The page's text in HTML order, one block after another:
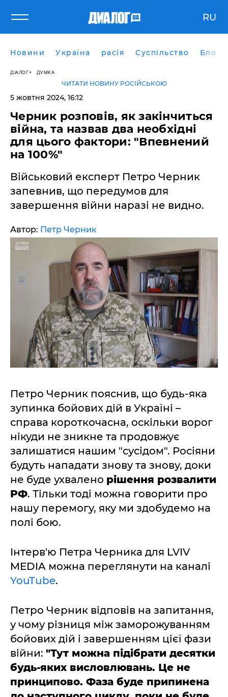
RU
Новини Україна расія Суспільство Блоги
ДІАЛОГ ДУМКА
ЧИТАТИ НОВИНУ РОСІЙСЬКОЮ
5 жовтня 2024, 16:12
Черник розповів, як закінчиться
війна, та назвав два необхідні
для цього фактори: "Впевнений
на 100%"
Військовий експерт Петро Черник
запевнив, що передумов для
завершення війни наразі не видно.
Автор: Петр Черник
Петро Черник пояснив, що будь-яка
зупинка бойових дій в Україні –
справа короткочасна, оскільки ворог
нікуди не зникне та продовжує
залишатися нашим "сусідом". Росіяни
будуть нападати знову та знову, доки
не буде ухвалено рішення розвалити
РФ. Тільки тоді можна говорити про
нашу перемогу, яку ми здобудемо на
полі бою.
Інтерв'ю Петра Черника для LVIV
MEDIA можна переглянути на каналі
YouTube.
Петро Черник відповів на запитання,
у чому різниця між заморожуванням
бойових дій і завершенням цієї фази
війни: "Тут можна підібрати десятки
будь-яких висловлювань. Це не
принципово. Фаза буде припинена